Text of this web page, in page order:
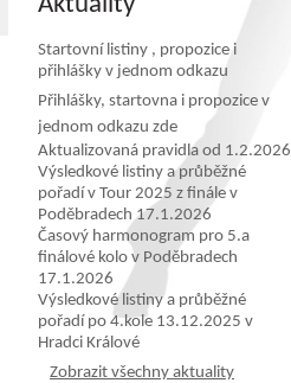
Startovní listiny , propozice i
přihlášky v jednom odkazu
Přihlášky, startovna i propozice v
jednom odkazu zde
Aktualizovaná pravidla od 1.2.2026
Výsledkové listiny a průběžné
pořadí v Tour 2025 z finále v
Poděbradech 17.1.2026
Časový harmonogram pro 5.a
finálové kolo v Poděbradech
17.1.2026
Výsledkové listiny a průběžné
pořadí po 4.kole 13.12.2025 v
Hradci Králové
Zobrazit všechny aktuality